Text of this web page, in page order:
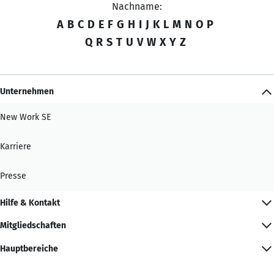
Nachname:
A B C D E F G H I J K L M N O P
Q R S T U V W X Y Z
Unternehmen
New Work SE
Karriere
Presse
Hilfe & Kontakt
Mitgliedschaften
Hauptbereiche